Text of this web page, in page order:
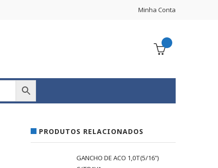
Minha Conta
PRODUTOS RELACIONADOS
GANCHO DE ACO 1,0T(5/16")